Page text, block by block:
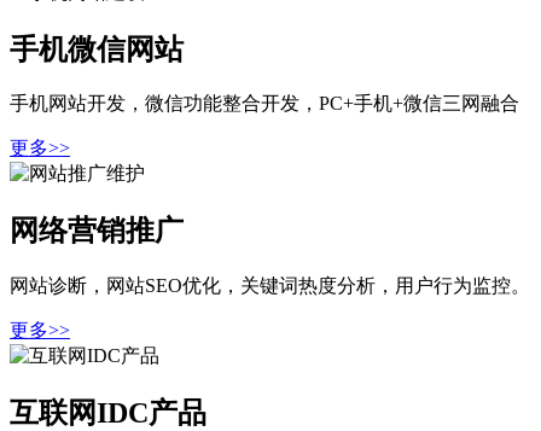
手机微信网站
手机网站开发，微信功能整合开发，PC+手机+微信三网融合
更多>>
网络营销推广
网站诊断，网站SEO优化，关键词热度分析，用户行为监控。
更多>>
互联网IDC产品